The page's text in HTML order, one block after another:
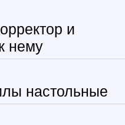
и
нему
настольные